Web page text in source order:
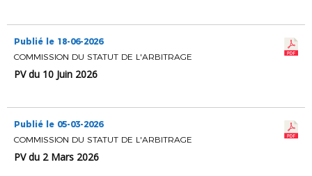
Publié le 18-06-2026
COMMISSION DU STATUT DE L'ARBITRAGE
PV du 10 Juin 2026
Publié le 05-03-2026
COMMISSION DU STATUT DE L'ARBITRAGE
PV du 2 Mars 2026